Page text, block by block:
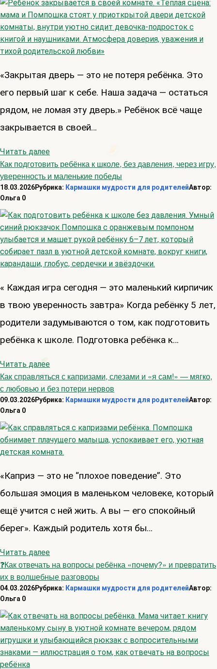
«Закрытая дверь — это не потеря ребёнка. Это
его первый шаг к себе. Наша задача — остаться
рядом, не ломая эту дверь.» Ребёнок всё чаще
закрывается в своей…
Читать далее
Как подготовить ребёнка к школе, без давления, через игру,
уверенность и маленькие победы
18.03.2026Рубрика: Кармашки мудрости для родителейАвтор:
Ольга 0
« Каждая игра сегодня — это маленький кирпичик
в твою уверенность завтра» Когда ребёнку 5 лет,
родители задумываются о том, как подготовить
ребёнка к школе. Подготовка ребёнка к…
Читать далее
Как справляться с капризами, слезами и «я сам!» — мягко,
с любовью и без потери нервов
09.03.2026Рубрика: Кармашки мудрости для родителейАвтор:
Ольга 0
«Каприз — это не “плохое поведение”. Это
большая эмоция в маленьком человеке, который
ещё учится с ней жить. А вы — его спокойный
берег». Каждый родитель хотя бы…
Читать далее
❓Как отвечать на вопросы ребёнка «почему?» и превратить
их в волшебные разговоры
04.03.2026Рубрика: Кармашки мудрости для родителейАвтор:
Ольга 0